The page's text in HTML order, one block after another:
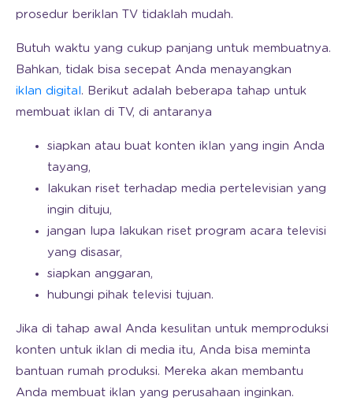
prosedur beriklan TV tidaklah mudah.
Butuh waktu yang cukup panjang untuk membuatnya.
Bahkan, tidak bisa secepat Anda menayangkan
iklan digital. Berikut adalah beberapa tahap untuk
membuat iklan di TV, di antaranya
siapkan atau buat konten iklan yang ingin Anda
tayang,
lakukan riset terhadap media pertelevisian yang
ingin dituju,
jangan lupa lakukan riset program acara televisi
yang disasar,
siapkan anggaran,
hubungi pihak televisi tujuan.
Jika di tahap awal Anda kesulitan untuk memproduksi
konten untuk iklan di media itu, Anda bisa meminta
bantuan rumah produksi. Mereka akan membantu
Anda membuat iklan yang perusahaan inginkan.